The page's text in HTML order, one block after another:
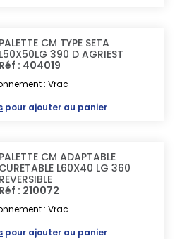
PALETTE CM TYPE SETA
L50X50LG 390 D AGRIEST
Réf : 404019
: Vrac
pour ajouter au panier
PALETTE CM ADAPTABLE
CURETABLE L60X40 LG 360
REVERSIBLE
Réf : 210072
: Vrac
pour ajouter au panier